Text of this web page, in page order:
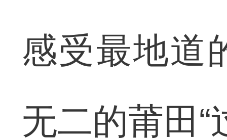
感受最地道
无二的莆田“